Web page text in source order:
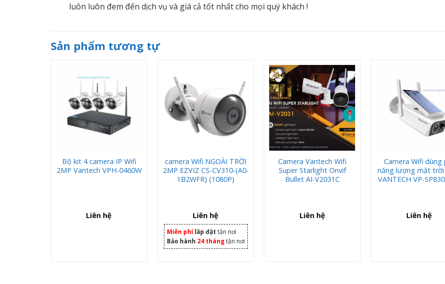
luôn luôn đem đến dịch vụ và giá cả tốt nhất cho mọi quý khách !
Sản phẩm tương tự
Bộ kit 4 camera IP Wifi
2MP Vantech VPH-0460W
Liên hệ
camera Wifi NGOÀI TRỜI
2MP EZVIZ CS-CV310-(A0-
1B2WFR) (1080P)
Liên hệ
Miễn phí lắp đặt tận nơi
Bảo hành 24 thángtận nơi
Camera Vantech Wifi
Super Starlight Onvif
Bullet AI-V2031C
Liên hệ
Camera Wifi dùng
năng lượng mặt trời
VANTECH VP-
Liên hệ